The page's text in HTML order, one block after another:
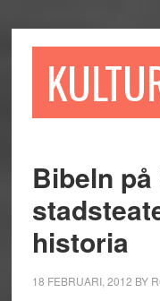
till
till
sidofältet
till
Bibeln
historia
18 FEBRUARI, 2012 BY